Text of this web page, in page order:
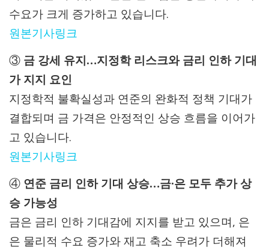
수요가 크게 증가하고 있습니다.
원본기사링크
③ 금 강세 유지…지정학 리스크와 금리 인하 기대
가 지지 요인
지정학적 불확실성과 연준의 완화적 정책 기대가
결합되며 금 가격은 안정적인 상승 흐름을 이어가
고 있습니다.
원본기사링크
④ 연준 금리 인하 기대 상승…금·은 모두 추가 상
승 가능성
금은 금리 인하 기대감에 지지를 받고 있으며, 은
은 물리적 수요 증가와 재고 축소 우려가 더해져